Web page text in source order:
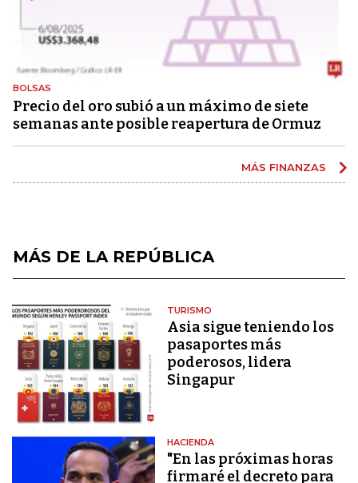
BOLSAS
Precio del oro subió a un máximo de siete
semanas ante posible reapertura de Ormuz
MÁS FINANZAS
MÁS DE LA REPÚBLICA
TURISMO
Asia sigue teniendo los
pasaportes más
poderosos, lidera
Singapur
HACIENDA
"En las próximas horas
firmaré el decreto para